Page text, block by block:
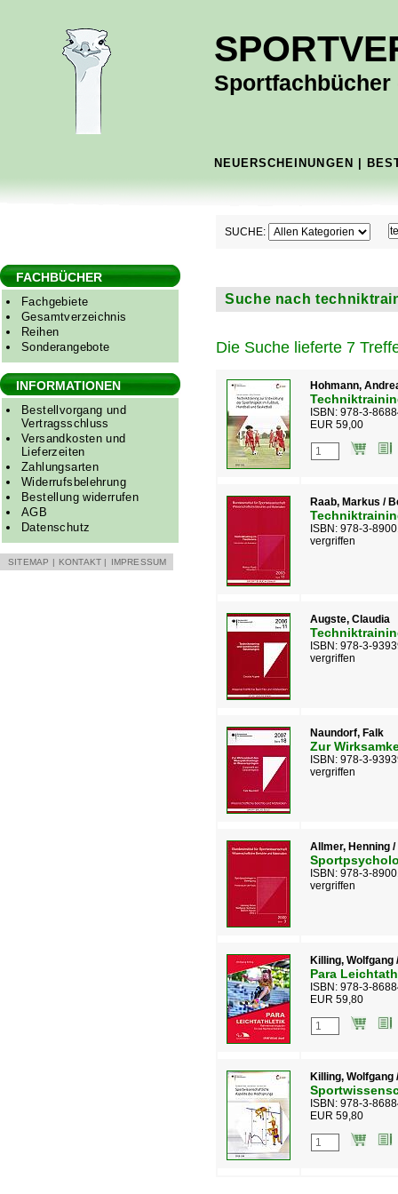
NEUERSCHEINUNGEN
SUCHE:
FACHBÜCHER
Fachgebiete
Gesamtverzeichnis
Reihen
Sonderangebote
INFORMATIONEN
Bestellvorgang und
Vertragsschluss
Versandkosten und
Lieferzeiten
Zahlungsarten
Widerrufsbelehrung
Bestellung widerrufen
AGB
Datenschutz
SITEMAP | KONTAKT | IMPRESSUM
Suche nach
Die Suche lieferte 7
Hohmann,
ISBN: 978-3-
EUR 59,00
Raab, Markus /
ISBN: 978-3-
vergriffen
Augste, Claudia
ISBN: 978-3-
vergriffen
Naundorf, Falk
Zur
ISBN: 978-3-
vergriffen
Allmer, Henning
ISBN: 978-3-
vergriffen
Killing,
Para
ISBN: 978-3-
EUR 59,80
Killing,
ISBN: 978-3-
EUR 59,80